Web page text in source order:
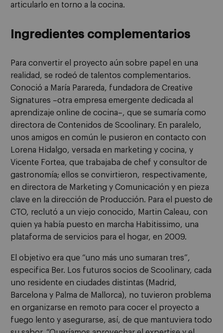
articularlo en torno a la cocina.
Ingredientes complementarios
Para convertir el proyecto aún sobre papel en una
realidad, se rodeó de talentos complementarios.
Conoció a María Parareda, fundadora de Creative
Signatures –otra empresa emergente dedicada al
aprendizaje online de cocina–, que se sumaría como
directora de Contenidos de Scoolinary. En paralelo,
unos amigos en común le pusieron en contacto con
Lorena Hidalgo, versada en marketing y cocina, y
Vicente Fortea, que trabajaba de chef y consultor de
gastronomía; ellos se convirtieron, respectivamente,
en directora de Marketing y Comunicación y en pieza
clave en la dirección de Producción. Para el puesto de
CTO, reclutó a un viejo conocido, Martin Caleau, con
quien ya había puesto en marcha Habitissimo, una
plataforma de servicios para el hogar, en 2009.
El objetivo era que “uno más uno sumaran tres”,
especifica Ber. Los futuros socios de Scoolinary, cada
uno residente en ciudades distintas (Madrid,
Barcelona y Palma de Mallorca), no tuvieron problema
en organizarse en remoto para cocer el proyecto a
fuego lento y asegurarse, así, de que mantuviera todo